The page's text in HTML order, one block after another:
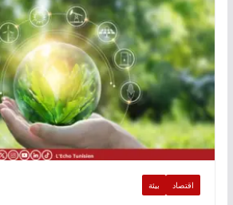
اقتصاد بيئة